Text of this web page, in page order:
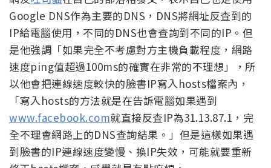
Google DNS作為主要的DNS，DNS將網址反査到的
IP給電腦使用，不同的DNS也會查詢到不同的IP。但
是他強調「如果完全不考慮對方主機負載程度，網路
速度ping值超過100ms的確實在非常的不理想」，所
以他會把連線速度較快的臉書IP寫入hosts檔案內，
「寫入hosts的方法就是在告訴電腦如果遇到
www.facebook.com就直接反査IP為31.13.87.1，完
全不理會網路上的DNS查詢結果。」但是這樣如果遇
到臉書的IP連線速度變慢、換IP失效，可能就要重新